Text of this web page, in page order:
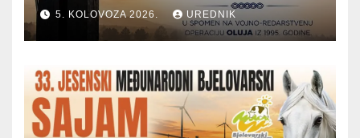
5. KOLOVOZA 2026. UREDNIK